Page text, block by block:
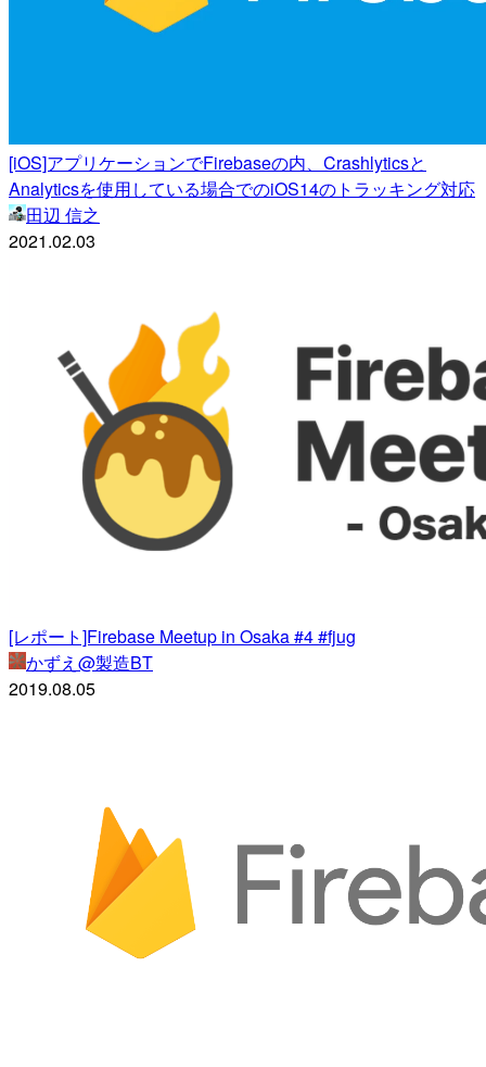
[iOS]アプリケーションでFirebaseの内、Crashlyticsと
Analyticsを使用している場合でのiOS14のトラッキング対応
田辺 信之
2021.02.03
[レポート]Firebase Meetup in Osaka #4 #fjug
かずえ@製造BT
2019.08.05